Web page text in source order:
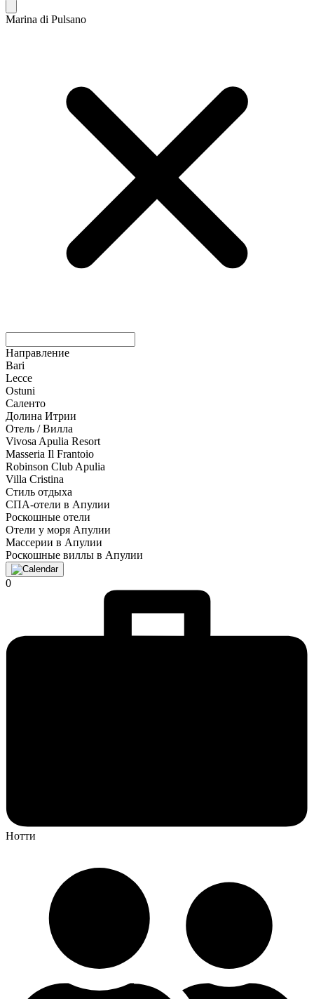
Marina di Pulsano
Направление
Bari
Lecce
Ostuni
Саленто
Долина Итрии
Отель / Вилла
Vivosa Apulia Resort
Masseria Il Frantoio
Robinson Club Apulia
Villa Cristina
Стиль отдыха
СПА-отели в Апулии
Роскошные отели
Отели у моря Апулии
Массерии в Апулии
Роскошные виллы в Апулии
0
Нотти